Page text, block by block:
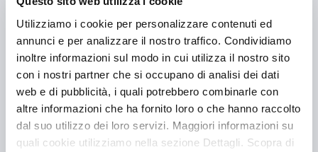
Utilizziamo i cookie per personalizzare contenuti ed
annunci e per analizzare il nostro traffico. Condividiamo
inoltre informazioni sul modo in cui utilizza il nostro sito
con i nostri partner che si occupano di analisi dei dati
web e di pubblicità, i quali potrebbero combinarle con
altre informazioni che ha fornito loro o che hanno raccolto
dal suo utilizzo dei loro servizi. Maggiori informazioni su
quali cookie utilizziamo nella sezione Dettagli. Scopra di
Vai